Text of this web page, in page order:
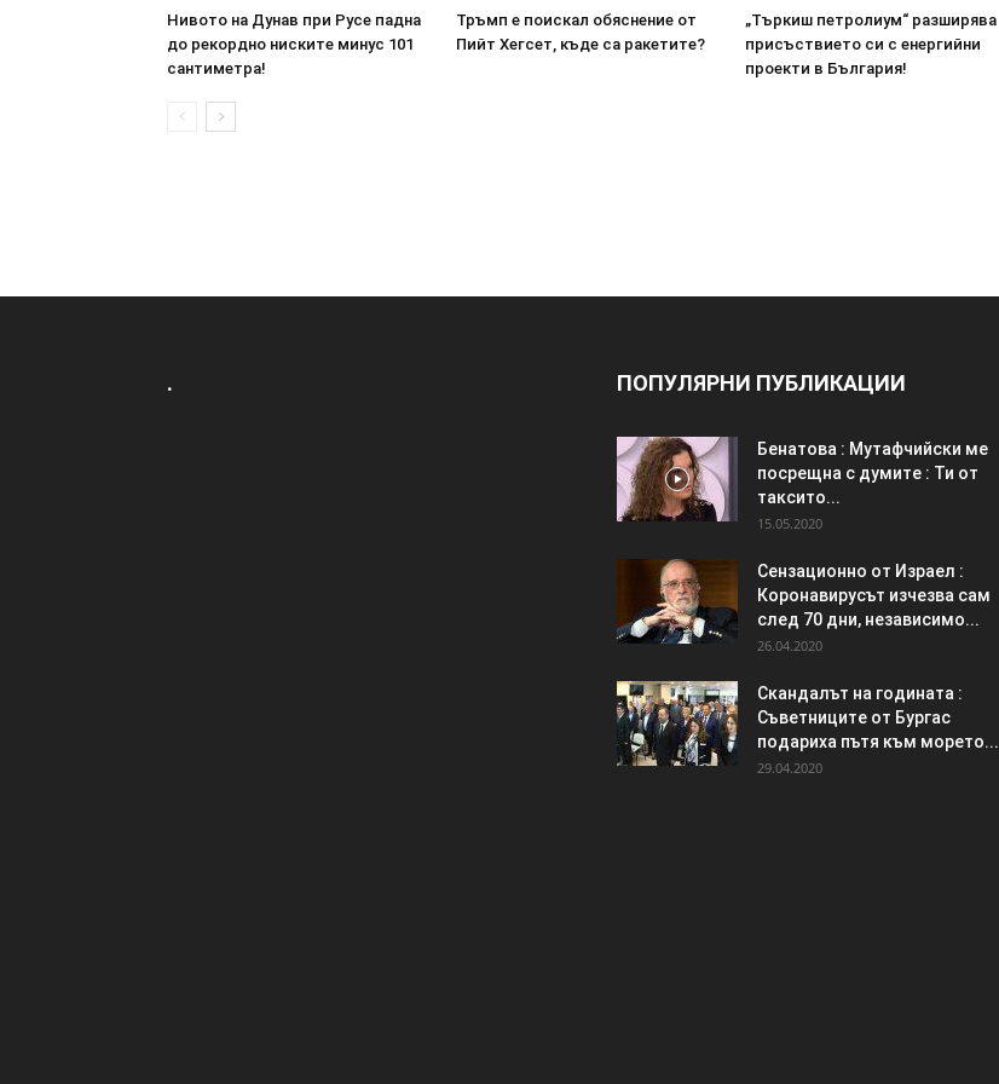
Нивото на Дунав при Русе падна
до рекордно ниските минус 101
сантиметра!
Тръмп е поискал обяснение от
Пийт Хегсет, къде са ракетите?
„Търкиш петролиум“ разширява
присъствието си с енергийни
проекти в България!
. ПОПУЛЯРНИ ПУБЛИКАЦИИ
Бенатова : Мутафчийски ме
посрещна с думите : Ти от
таксито...
15.05.2020
Сензационно от Израел :
Коронавирусът изчезва сам
след 70 дни, независимо...
26.04.2020
Скандалът на годината :
Съветниците от Бургас
подариха пътя към морето...
29.04.2020